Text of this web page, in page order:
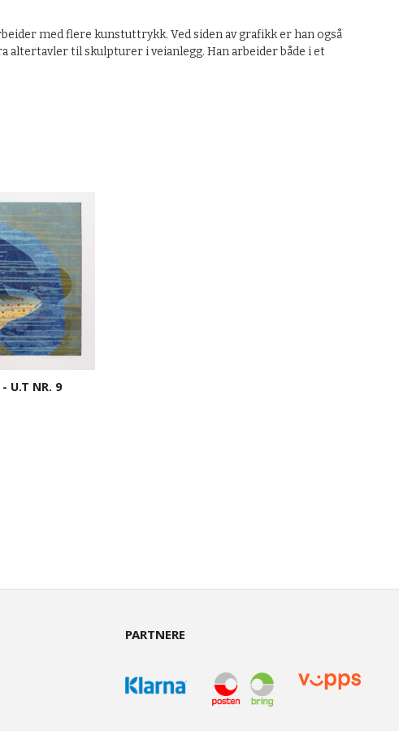
med flere kunstuttrykk. Ved siden av grafikk er han også
til skulpturer i veianlegg. Han arbeider både i et
U.T NR. 9
PARTNERE